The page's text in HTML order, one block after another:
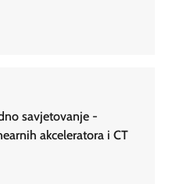
savjetovanje -
akceleratora i CT